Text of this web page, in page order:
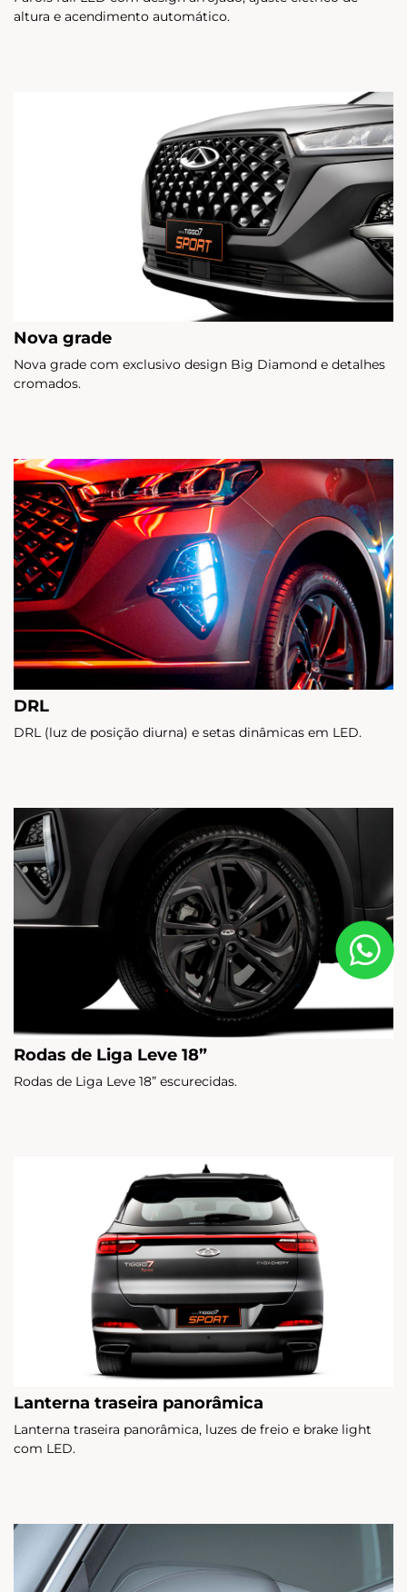
altura e acendimento automático.
Nova grade
Nova grade com exclusivo design Big Diamond e detalhes
cromados.
DRL
DRL (luz de posição diurna) e setas dinâmicas em LED.
Rodas de Liga Leve 18”
Rodas de Liga Leve 18” escurecidas.
Lanterna traseira panorâmica
Lanterna traseira panorâmica, luzes de freio e brake light
com LED.